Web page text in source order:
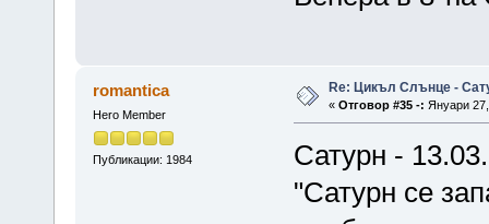
romantica
Hero Member
Публикации: 1984
Re: Цикъл Слънце -
« Отговор #35 -: Януари
Сатурн -
"Сатурн се